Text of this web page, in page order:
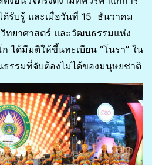
ด้รับรู้ และเมื่อวันที่ 15 ธันวาคม
ทยาศาสตร์ และวัฒนธรรมแห่ง
ได้มีมติให้ขึ้นทะเบียน “โนรา” ใน
รรมที่จับต้องไม่ได้ของมนุษยชาติ